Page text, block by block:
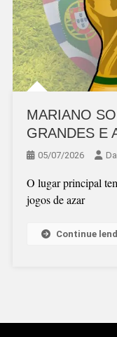
MARIANO
GRANDES E
05/07/2026
O lugar principal
jogos de azar
Continue